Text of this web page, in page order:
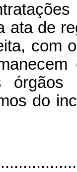
ata de
com
órgãos
do